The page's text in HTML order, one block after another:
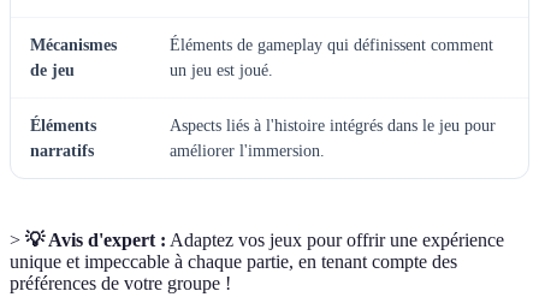
Mécanismes
de jeu
Éléments de gameplay qui définissent comment
un jeu est joué.
Éléments
narratifs
Aspects liés à l'histoire intégrés dans le jeu pour
améliorer l'immersion.
> 💡 Avis d'expert : Adaptez vos jeux pour offrir une expérience
unique et impeccable à chaque partie, en tenant compte des
préférences de votre groupe !